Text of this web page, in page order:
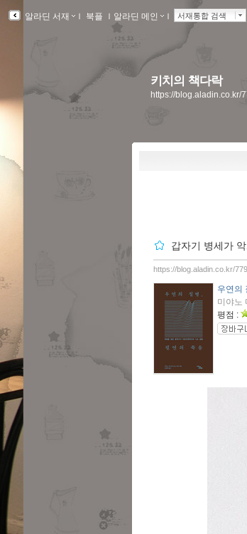
알라딘 서재 ｌ 북플 ｌ 알라딘 메인 ｌ 서재통합 검색
키치의 책다락
https://blog.aladin.co.kr/
갑자기 병세가
https://blog.aladin.co.kr/
우연의
미야노
평점 :